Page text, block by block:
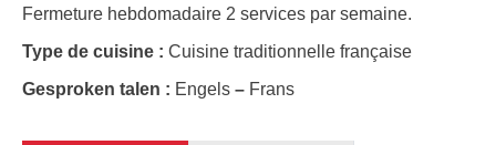
Fermeture hebdomadaire 2 services par semaine.
Type de cuisine : Cuisine traditionnelle française
Gesproken talen : Engels – Frans